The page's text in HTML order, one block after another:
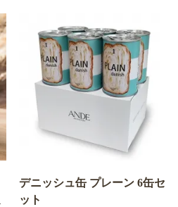
デニッシュ缶 プレーン 6缶セ
ット